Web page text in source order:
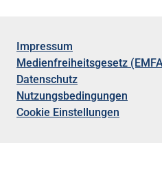
Impressum
Medienfreiheitsgesetz
Datenschutz
Nutzungsbedingungen
Cookie Einstellungen